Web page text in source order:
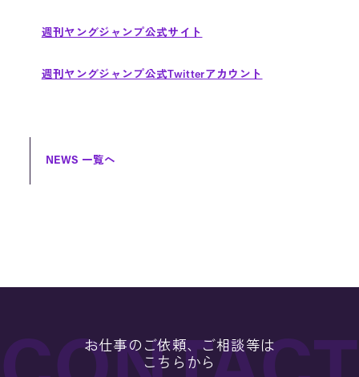
週刊ヤングジャンプ公式サイト
週刊ヤングジャンプ公式Twitterアカウント
NEWS 一覧へ
お仕事のご依頼、ご相談等は
こちらから